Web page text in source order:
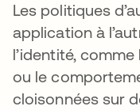
Les politiques
application à
l’identité,
ou le
cloisonnées sur